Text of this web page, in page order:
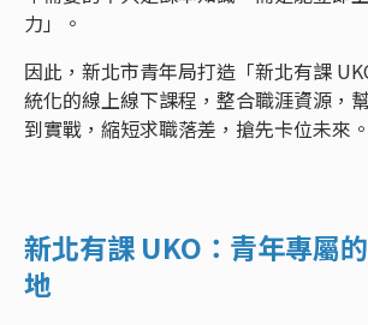
力」。
因此，新北市青年局打造「新北有課
統化的線上線下課程，整合職涯資源，
到實戰，縮短求職落差，搶先卡位未來。
新北有課 UKO：青年專屬
地